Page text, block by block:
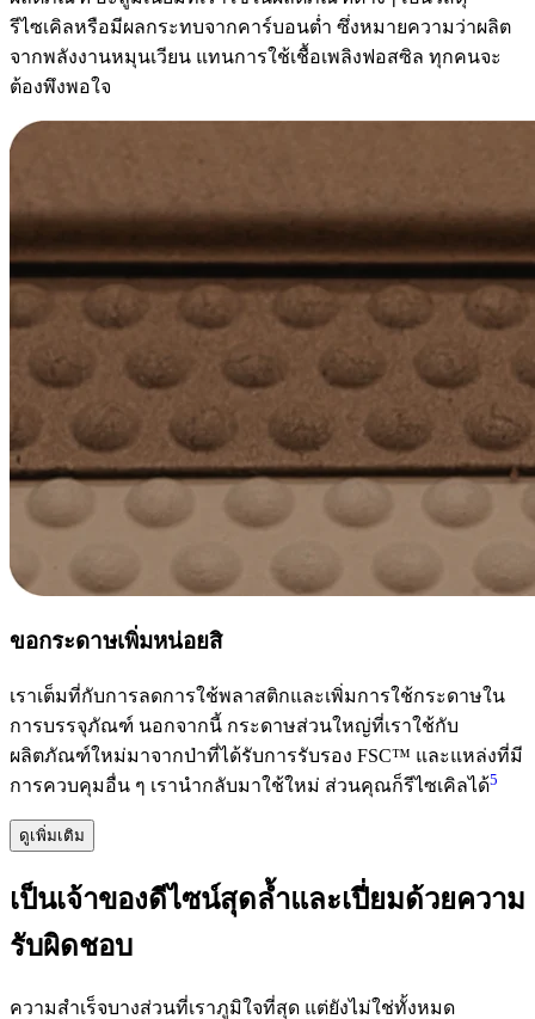
รีไซเคิลหรือมีผลกระทบจากคาร์บอนต่ำ ซึ่งหมายความว่าผลิต
จากพลังงานหมุนเวียน แทนการใช้เชื้อเพลิงฟอสซิล ทุกคนจะ
ต้องพึงพอใจ
ขอกระดาษเพิ่มหน่อยสิ
เราเต็มที่กับการลดการใช้พลาสติกและเพิ่มการใช้กระดาษใน
การบรรจุภัณฑ์ นอกจากนี้ กระดาษส่วนใหญ่ที่เราใช้กับ
ผลิตภัณฑ์ใหม่มาจากป่าที่ได้รับการรับรอง FSC™ และแหล่งที่มี
การควบคุมอื่น ๆ เรานำกลับมาใช้ใหม่ ส่วนคุณก็รีไซเคิลได้5
ดูเพิ่มเติม
เป็นเจ้าของดีไซน์สุดล้ำและเปี่ยมด้วยความ
รับผิดชอบ
ความสำเร็จบางส่วนที่เราภูมิใจที่สุด แต่ยังไม่ใช่ทั้งหมด